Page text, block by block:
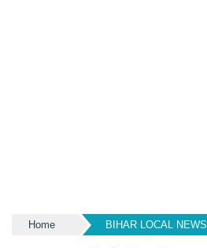
Home BIHAR LOCAL NEWS